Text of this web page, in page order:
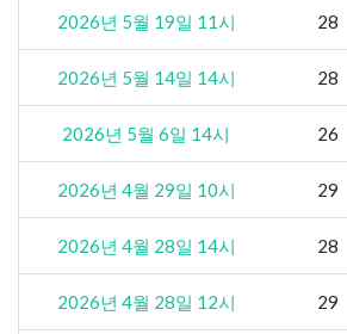
2026년 5월 19일 11시 28
2026년 5월 14일 14시 28
2026년 5월 6일 14시 26
2026년 4월 29일 10시 29
2026년 4월 28일 14시 28
2026년 4월 28일 12시 29